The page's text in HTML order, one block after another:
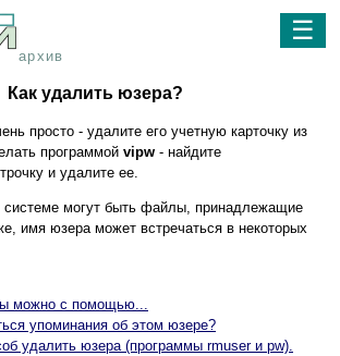
архив
☰
Как удалить юзера?
просто - удалите его учетную карточку из
программой vipw - найдите
и удалите ее.
системе могут быть файлы, принадлежащие
имя юзера может встречаться в некоторых
можно с помощью...
упоминания об этом юзере?
удалить юзера (программы rmuser и pw).